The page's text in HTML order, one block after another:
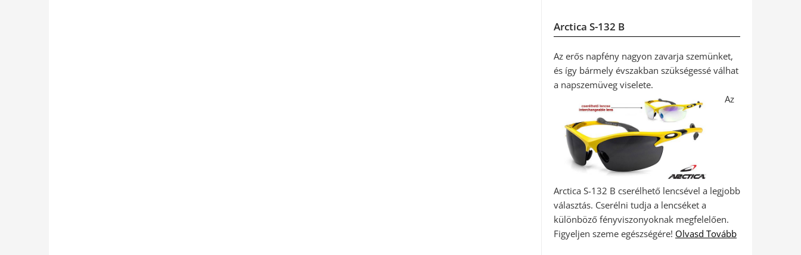
Arctica S-132 B
Az erős napfény nagyon zavarja szemünket,
és így bármely évszakban szükségessé válhat
a napszemüveg viselete.
Az
Arctica S-132 B cserélhető lencsével a legjobb
választás. Cserélni tudja a lencséket a
különböző fényviszonyoknak megfelelően.
Figyeljen szeme egészségére! Olvasd Tovább